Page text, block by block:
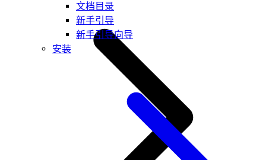
文档目录
新手引导
新手引导向导
安装